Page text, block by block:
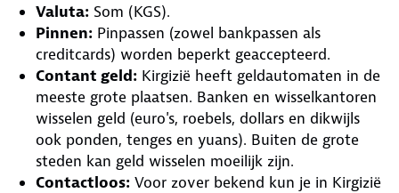
Valuta: Som (KGS).
Pinnen: Pinpassen (zowel bankpassen als
creditcards) worden beperkt geaccepteerd.
Contant geld: Kirgizië heeft geldautomaten in de
meeste grote plaatsen. Banken en wisselkantoren
wisselen geld (euro's, roebels, dollars en dikwijls
ook ponden, tenges en yuans). Buiten de grote
steden kan geld wisselen moeilijk zijn.
Contactloos: Voor zover bekend kun je in Kirgizië